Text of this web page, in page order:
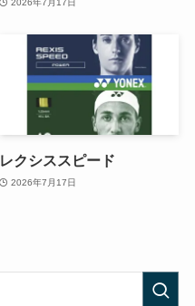
2026年7月17日
レクシススピード
2026年7月17日